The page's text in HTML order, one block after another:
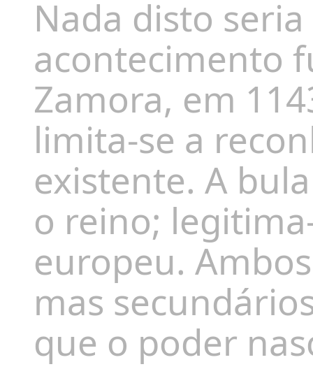
Nada disto
acontecimento
Zamora, em
limita-se a
existente. A
o reino;
europeu.
mas
que o poder